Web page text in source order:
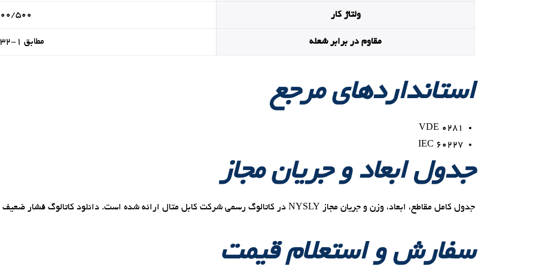
ولتاژ کار ۳۰۰/۵۰۰
مقاوم در برابر شعله مطابق IEC ۶۰۳۳۲-۱
استانداردهای مرجع
VDE ۰۲۸۱
IEC ۶۰۲۲۷
جدول ابعاد و جریان مجاز
جدول کامل مقاطع، ابعاد، وزن و جریان مجاز NYSLY در کاتالوگ رسمی شرکت کابل متال ارائه شده است. دانلود کاتالوگ فشار ضعیف
سفارش و استعلام قیمت